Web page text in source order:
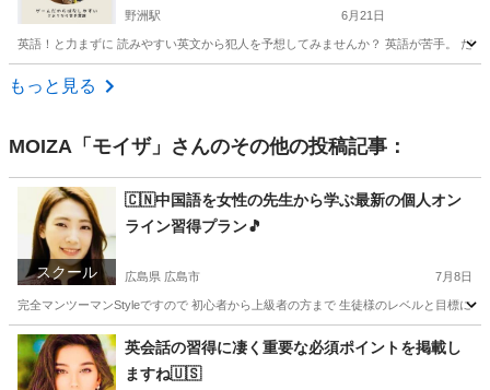
野洲駅 6月21日
英語！と力まずに 読みやすい英文から犯人を予想してみませんか？ 英語が苦手。 だ
滋賀 野洲市
もっと見る
MOIZA「モイザ」 さんのその他の投稿記事：
スクール
🇨🇳中国語を女性の先生から学ぶ最新の個人オン
ライン習得プラン🎵
広島県 広島市 7月8日
完全マンツーマンStyleですので 初心者から上級者の方まで 生徒様のレベルと目標に
広島 広島市 中国語 レッスン
英会話の習得に凄く重要な必須ポイントを掲載し
ますね🇺🇸